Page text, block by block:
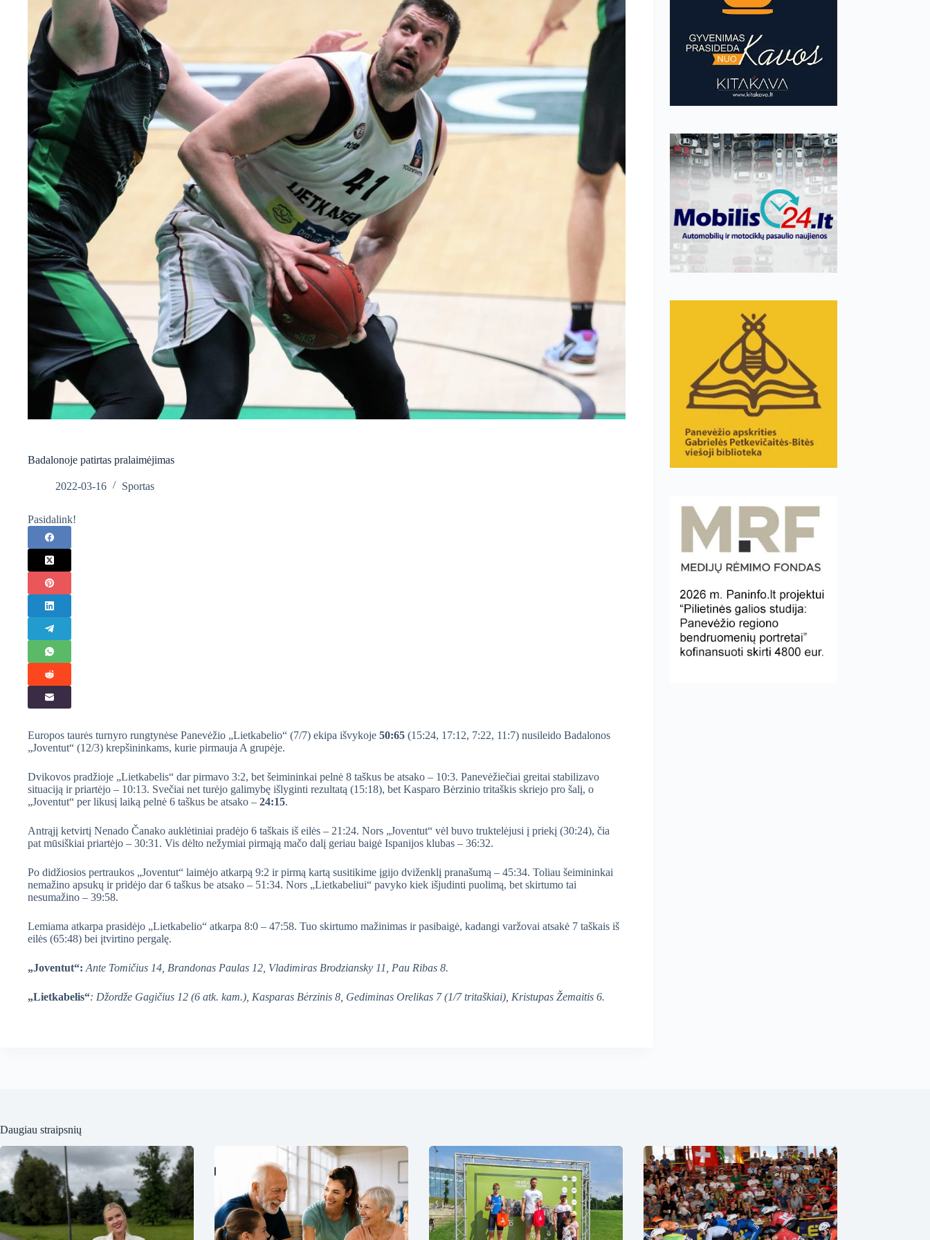
Badalonoje patirtas pralaimėjimas
2022-03-16 Sportas
Pasidalink!
Europos taurės turnyro rungtynėse Panevėžio „Lietkabelio“ (7/7) ekipa išvykoje 50:65 (15:24, 17:12, 7:22, 11:7) nusileido Badalonos
„Joventut“ (12/3) krepšininkams, kurie pirmauja A grupėje.
Dvikovos pradžioje „Lietkabelis“ dar pirmavo 3:2, bet šeimininkai pelnė 8 taškus be atsako – 10:3. Panevėžiečiai greitai stabilizavo
situaciją ir priartėjo – 10:13. Svečiai net turėjo galimybę išlyginti rezultatą (15:18), bet Kasparo Bėrzinio tritaškis skriejo pro šalį, o
„Joventut“ per likusį laiką pelnė 6 taškus be atsako – 24:15.
Antrąjį ketvirtį Nenado Čanako auklėtiniai pradėjo 6 taškais iš eilės – 21:24. Nors „Joventut“ vėl buvo truktelėjusi į priekį (30:24), čia
pat mūsiškiai priartėjo – 30:31. Vis dėlto nežymiai pirmąją mačo dalį geriau baigė Ispanijos klubas – 36:32.
Po didžiosios pertraukos „Joventut“ laimėjo atkarpą 9:2 ir pirmą kartą susitikime įgijo dviženklį pranašumą – 45:34. Toliau šeimininkai
nemažino apsukų ir pridėjo dar 6 taškus be atsako – 51:34. Nors „Lietkabeliui“ pavyko kiek išjudinti puolimą, bet skirtumo tai
nesumažino – 39:58.
Lemiama atkarpa prasidėjo „Lietkabelio“ atkarpa 8:0 – 47:58. Tuo skirtumo mažinimas ir pasibaigė, kadangi varžovai atsakė 7 taškais iš
eilės (65:48) bei įtvirtino pergalę.
„Joventut“: Ante Tomičius 14, Brandonas Paulas 12, Vladimiras Brodziansky 11, Pau Ribas 8.
„Lietkabelis“: Džordže Gagičius 12 (6 atk. kam.), Kasparas Bėrzinis 8, Gediminas Orelikas 7 (1/7 tritaškiai), Kristupas Žemaitis 6.
Daugiau straipsnių